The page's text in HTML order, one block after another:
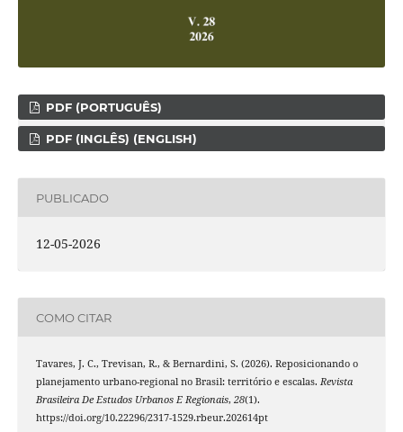
PDF (PORTUGUÊS)
PDF (INGLÊS) (ENGLISH)
PUBLICADO
12-05-2026
COMO CITAR
Tavares, J. C., Trevisan, R., & Bernardini, S. (2026). Reposicionando o
planejamento urbano-regional no Brasil: território e escalas. Revista
Brasileira De Estudos Urbanos E Regionais, 28(1).
https://doi.org/10.22296/2317-1529.rbeur.202614pt